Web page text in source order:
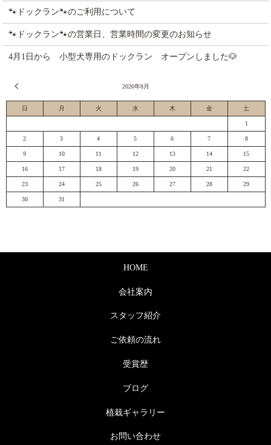
🐾ドックラン🐾のご利用について
🐾ドックラン🐾の営業日、営業時間の変更のお知らせ
4月1日から 小型犬専用のドックラン オープンしました🐶
2026年8月
日 月 火 水 木 金 土
1
2 3 4 5 6 7 8
9 10 11 12 13 14 15
16 17 18 19 20 21 22
23 24 25 26 27 28 29
30 31
HOME
会社案内
スタッフ紹介
ご依頼の流れ
受賞歴
ブログ
植栽ギャラリー
お問い合わせ